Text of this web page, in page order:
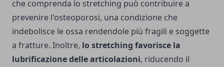
che comprenda lo stretching può contribuire a
prevenire l'osteoporosi, una condizione che
indebolisce le ossa rendendole più fragili e soggette
a fratture. Inoltre, lo stretching favorisce la
lubrificazione delle articolazioni, riducendo il